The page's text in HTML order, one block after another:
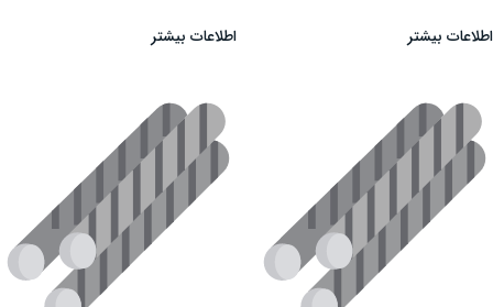
اطلاعات بیشتر اطلاعات بیشتر